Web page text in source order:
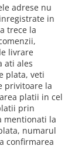
adrese nu
in
trece la
livrare
ati ales
plata, veti
privitoare la
platii in cel
prin
mentionati la
numarul
confirmarea